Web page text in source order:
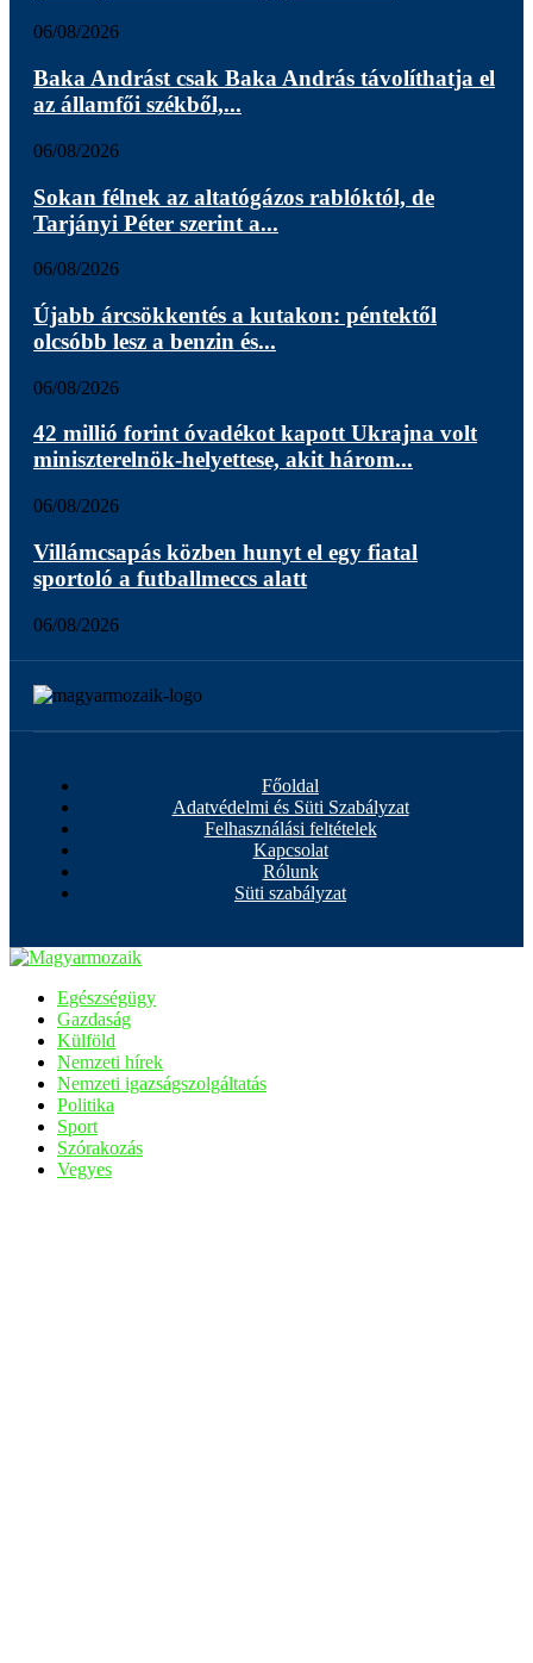
06/08/2026
Baka Andrást csak Baka András távolíthatja el
az államfői székből,...
06/08/2026
Sokan félnek az altatógázos rablóktól, de
Tarjányi Péter szerint a...
06/08/2026
Újabb árcsökkentés a kutakon: péntektől
olcsóbb lesz a benzin és...
06/08/2026
42 millió forint óvadékot kapott Ukrajna volt
miniszterelnök-helyettese, akit három...
06/08/2026
Villámcsapás közben hunyt el egy fiatal
sportoló a futballmeccs alatt
06/08/2026
Főoldal
Adatvédelmi és Süti Szabályzat
Felhasználási feltételek
Kapcsolat
Rólunk
Süti szabályzat
Egészségügy
Gazdaság
Külföld
Nemzeti hírek
Nemzeti igazságszolgáltatás
Politika
Sport
Szórakozás
Vegyes